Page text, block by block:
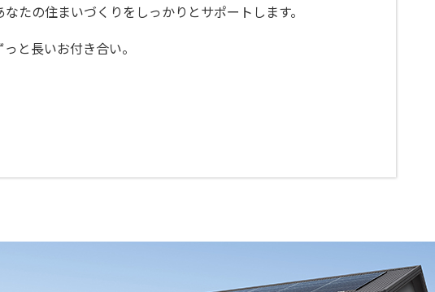
たの住まいづくりをしっかりとサポートします。
と長いお付き合い。